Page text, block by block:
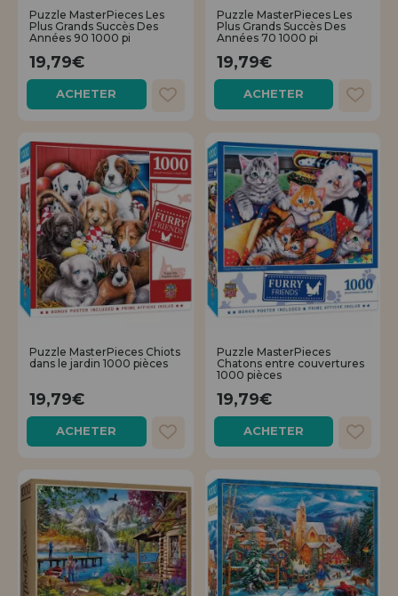
Puzzle MasterPieces Les
Plus Grands Succès Des
Années 90 1000 pi
19,79€
ACHETER
Puzzle MasterPieces Les
Plus Grands Succès Des
Années 70 1000 pi
19,79€
ACHETER
Puzzle MasterPieces Chiots
dans le jardin 1000 pièces
19,79€
ACHETER
Puzzle MasterPieces
Chatons entre couvertures
1000 pièces
19,79€
ACHETER